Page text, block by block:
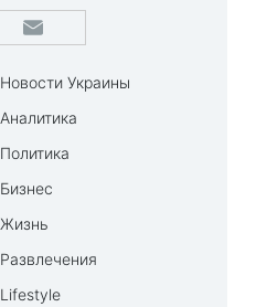
Новости Украины
Аналитика
Политика
Бизнес
Жизнь
Развлечения
Lifestyle